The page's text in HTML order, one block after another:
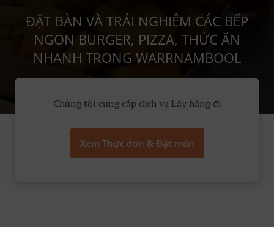
ĐẶT BÀN VÀ TRẢI NGHIỆM CÁC BẾP
NGON BURGER, PIZZA, THỨC ĂN
NHANH TRONG WARRNAMBOOL
Chúng tôi cung cấp dịch vụ Lấy hàng đi
Xem Thực đơn & Đặt món